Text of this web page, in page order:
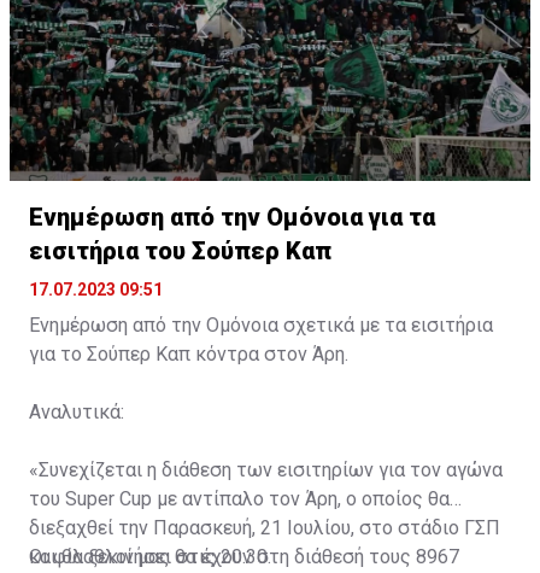
Ενημέρωση από την Ομόνοια για τα
εισιτήρια του Σούπερ Καπ
17.07.2023 09:51
Ενημέρωση από την Ομόνοια σχετικά με τα εισιτήρια
για το Σούπερ Καπ κόντρα στον Άρη.
Αναλυτικά:
«Συνεχίζεται η διάθεση των εισιτηρίων για τον αγώνα
του Super Cup με αντίπαλο τον Άρη, ο οποίος θα
διεξαχθεί την Παρασκευή, 21 Ιουλίου, στο στάδιο ΓΣΠ
και θα ξεκινήσει στις 20:30.
Οι φίλαθλοί μας θα έχουν στη διάθεσή τους 8967